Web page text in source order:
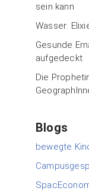
sein kann
Wasser:
Gesunde
aufgedeckt
Die
Blogs
bewegte